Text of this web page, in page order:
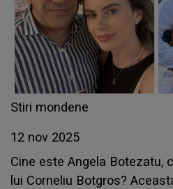
Stiri mondene
12 nov 2025
Cine este Angela Botezatu,
lui Corneliu Botgros?